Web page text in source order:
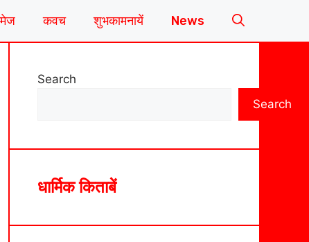
कवच शुभकामनायें News
Search
Search
धार्मिक किताबें